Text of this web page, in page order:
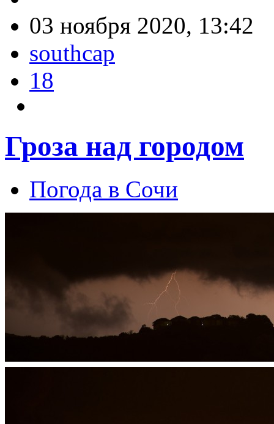
03 ноября 2020, 13:42
southcap
18
Гроза над городом
Погода в Сочи